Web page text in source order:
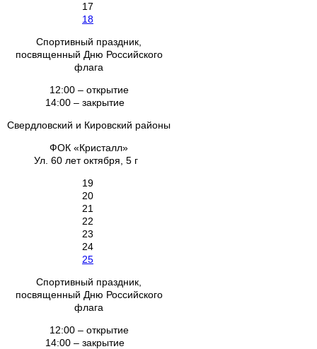
17
18
Спортивный праздник,
посвященный Дню Российского
флага
12:00 – открытие
14:00 – закрытие
Свердловский и Кировский районы
ФОК «Кристалл»
Ул. 60 лет октября, 5 г
19
20
21
22
23
24
25
Спортивный праздник,
посвященный Дню Российского
флага
12:00 – открытие
14:00 – закрытие